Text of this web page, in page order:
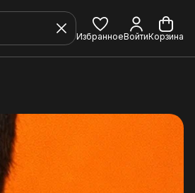
ИзбранноеВойтиКорзина